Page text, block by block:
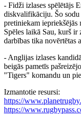
- Fidži izlases spēlētājs
diskvalifikāciju. Šo sodu
pretiniekam iepriekšējās
Spēles laikā Sau, kurš ir
darbības tika novērtētas
- Anglijas izlases
beigās pametīs
"Tigers" komandu un
Izmantotie resursi:
https://
https://